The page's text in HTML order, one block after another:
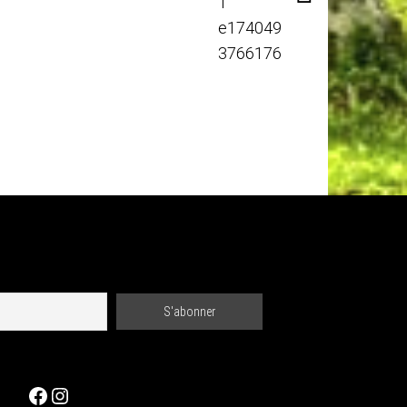
Facebook Instagram